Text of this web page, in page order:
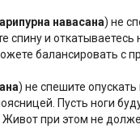
навасана) не
спину и откатываетесь
балансировать с
) не спешите
Пусть ноги
при этом не